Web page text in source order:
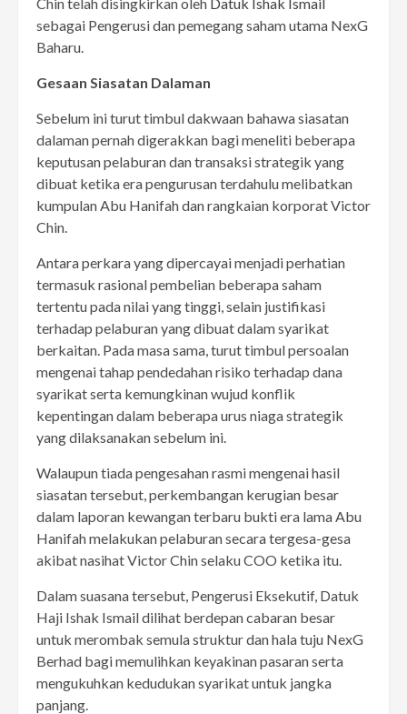
sebagai Pengerusi dan pemegang saham utama NexG
Baharu.
Gesaan Siasatan Dalaman
Sebelum ini turut timbul dakwaan bahawa siasatan
dalaman pernah digerakkan bagi meneliti beberapa
keputusan pelaburan dan transaksi strategik yang
dibuat ketika era pengurusan terdahulu melibatkan
kumpulan Abu Hanifah dan rangkaian korporat Victor
Chin.
Antara perkara yang dipercayai menjadi perhatian
termasuk rasional pembelian beberapa saham
tertentu pada nilai yang tinggi, selain justifikasi
terhadap pelaburan yang dibuat dalam syarikat
berkaitan. Pada masa sama, turut timbul persoalan
mengenai tahap pendedahan risiko terhadap dana
syarikat serta kemungkinan wujud konflik
kepentingan dalam beberapa urus niaga strategik
yang dilaksanakan sebelum ini.
Walaupun tiada pengesahan rasmi mengenai hasil
siasatan tersebut, perkembangan kerugian besar
dalam laporan kewangan terbaru bukti era lama Abu
Hanifah melakukan pelaburan secara tergesa-gesa
akibat nasihat Victor Chin selaku COO ketika itu.
Dalam suasana tersebut, Pengerusi Eksekutif, Datuk
Haji Ishak Ismail dilihat berdepan cabaran besar
untuk merombak semula struktur dan hala tuju NexG
Berhad bagi memulihkan keyakinan pasaran serta
mengukuhkan kedudukan syarikat untuk jangka
panjang.